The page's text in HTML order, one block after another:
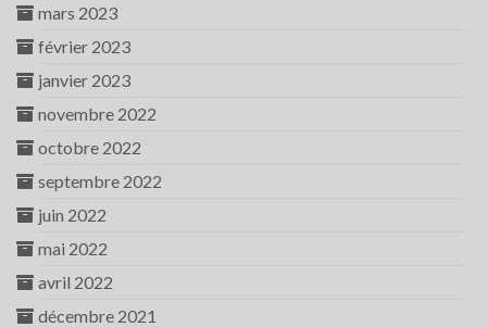
mars 2023
février 2023
janvier 2023
novembre 2022
octobre 2022
septembre 2022
juin 2022
mai 2022
avril 2022
décembre 2021